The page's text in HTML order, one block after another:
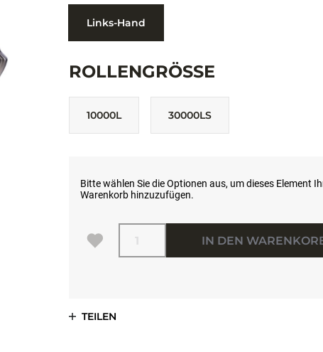
Links-Hand
ROLLENGRÖSSE
10000L 30000LS
Bitte wählen Sie die Optionen aus, um dieses Element
Warenkorb hinzuzufügen.
Menge
IN DEN
TEILEN